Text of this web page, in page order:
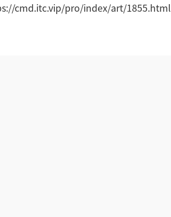
cmd.itc.vip/pro/index/art/1855.html